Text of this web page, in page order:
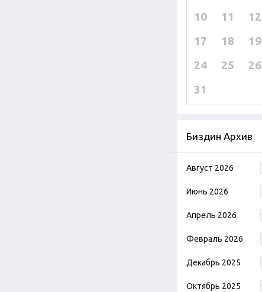
10
11 12
17
18 19
24
25 26
31
Биздин Архив
Август 2026
Июнь 2026
Апрель 2026
Февраль 2026
Декабрь 2025
Октябрь 2025